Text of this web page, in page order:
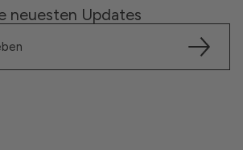
neuesten Updates